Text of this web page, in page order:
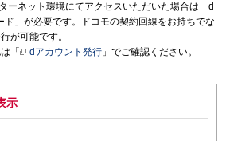
ーネット環境にてアクセスいただいた場合は「d
ド」が必要です。ドコモの契約回線をお持ちでな
が可能です。
「
dアカウント発行 」でご確認ください。
示